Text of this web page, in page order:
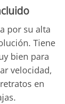
por su alta
Tiene
bien para
velocidad,
en